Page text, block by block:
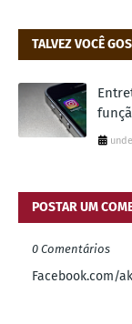
TALVEZ VOCÊ
POSTAR UM
0 Comentários
Facebook.com/